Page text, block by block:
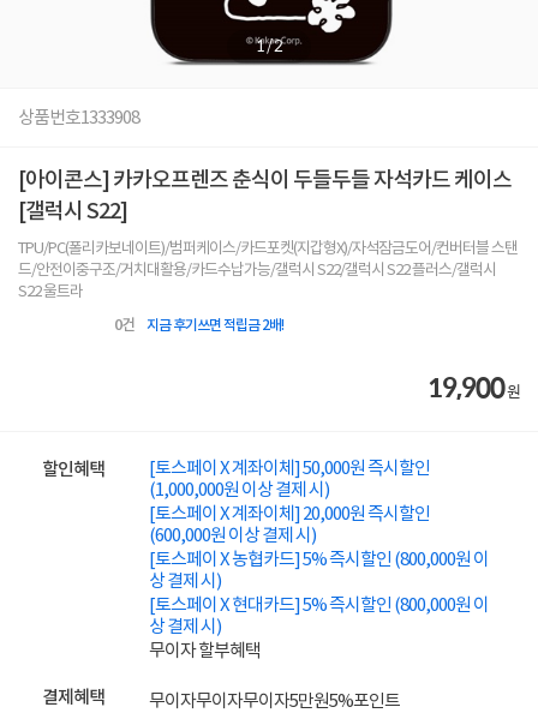
1/2
상품번호1333908
[아이콘스] 카카오프렌즈 춘식이 두들두들 자석카드 케이스
[갤럭시 S22]
TPU/PC(폴리카보네이트)/범퍼케이스/카드포켓(지갑형X)/자석잠금도어/컨버터블 스탠
드/안전이중구조/거치대활용/카드수납가능/갤럭시 S22/갤럭시 S22 플러스/갤럭시
S22 울트라
0건 지금 후기쓰면 적립금 2배!
19,900원
할인혜택
[토스페이 X 계좌이체] 50,000원 즉시할인
(1,000,000원 이상 결제 시)
[토스페이 X 계좌이체] 20,000원 즉시할인
(600,000원 이상 결제 시)
[토스페이 X 농협카드] 5% 즉시할인 (800,000원 이
상 결제 시)
[토스페이 X 현대카드] 5% 즉시할인 (800,000원 이
상 결제 시)
무이자 할부혜택
결제혜택 무이자무이자무이자5만원5%포인트